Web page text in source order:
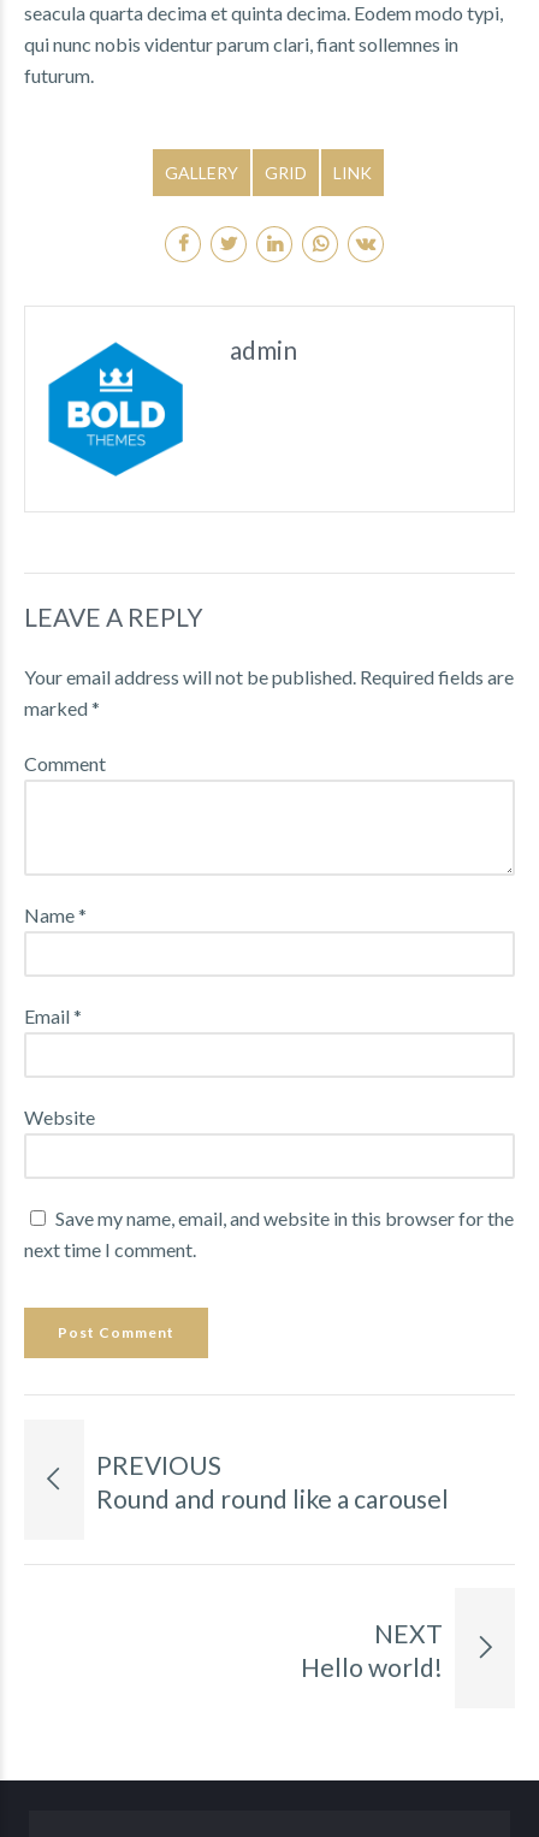
seacula quarta decima et quinta decima. Eodem modo typi,
qui nunc nobis videntur parum clari, fiant sollemnes in
futurum.
GALLERY GRID LINK
admin
LEAVE A REPLY
Your email address will not be published. Required fields are
marked *
Comment
Name *
Email *
Website
Save my name, email, and website in this browser for the
next time I comment.
Post Comment
PREVIOUS
Round and round like a carousel
NEXT
Hello world!